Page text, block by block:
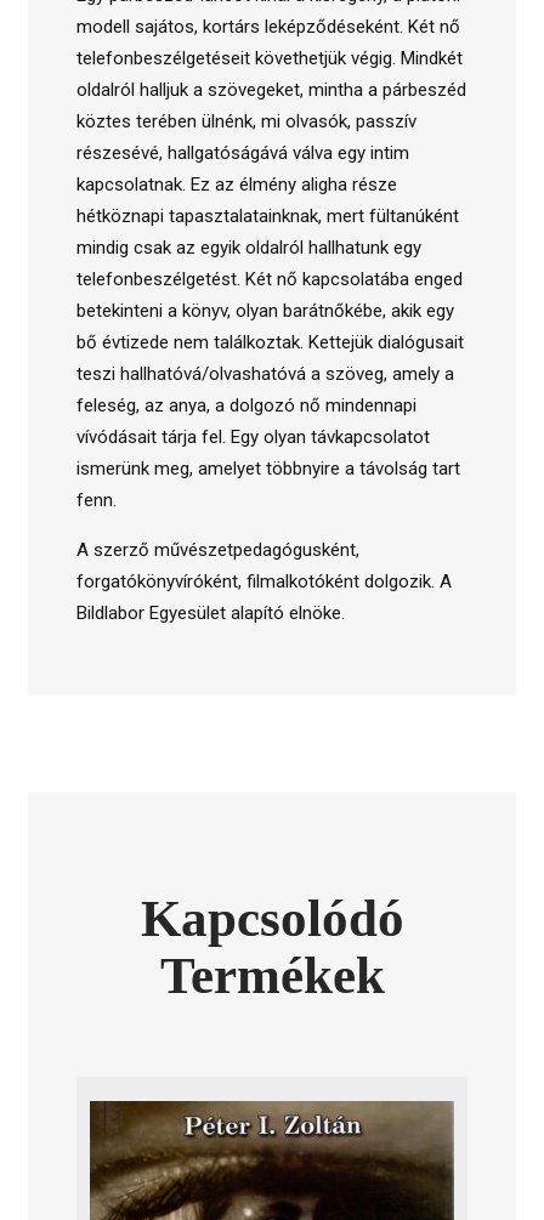
modell sajátos, kortárs leképződéseként. Két nő
telefonbeszélgetéseit követhetjük végig. Mindkét
oldalról halljuk a szövegeket, mintha a párbeszéd
köztes terében ülnénk, mi olvasók, passzív
részesévé, hallgatóságává válva egy intim
kapcsolatnak. Ez az élmény aligha része
hétköznapi tapasztalatainknak, mert fültanúként
mindig csak az egyik oldalról hallhatunk egy
telefonbeszélgetést. Két nő kapcsolatába enged
betekinteni a könyv, olyan barátnőkébe, akik egy
bő évtizede nem találkoztak. Kettejük dialógusait
teszi hallhatóvá/olvashatóvá a szöveg, amely a
feleség, az anya, a dolgozó nő mindennapi
vívódásait tárja fel. Egy olyan távkapcsolatot
ismerünk meg, amelyet többnyire a távolság tart
fenn.
A szerző művészetpedagógusként,
forgatókönyvíróként, filmalkotóként dolgozik. A
Bildlabor Egyesület alapító elnöke.
Kapcsolódó
Termékek